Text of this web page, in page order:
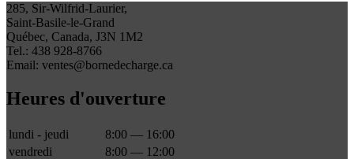
285, Sir-Wilfrid-Laurier,
Saint-Basile-le-Grand
Québec, Canada, J3N 1M2
Tel.: 438 928-8766
Email: ventes@bornedecharge.ca
Heures d'ouverture
lundi - jeudi
8:00 — 16:00
vendredi
8:00 — 12:00